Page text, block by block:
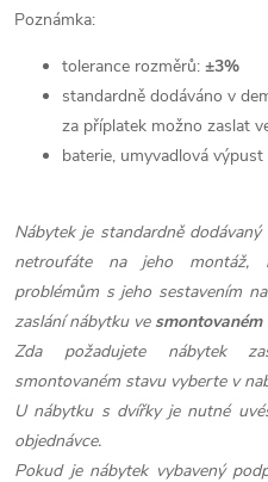
Poznámka:
tolerance rozměrů: ±3%
standardně dodáváno v
za příplatek možno zaslat
baterie, umyvadlová
Nábytek je standardně
netroufáte na jeho montáž,
problémům s jeho sestavením
zaslání nábytku ve smontovaném
Zda požadujete nábytek
smontovaném stavu vyberte v
U nábytku s dvířky je nutné
objednávce.
Pokud je nábytek vybavený